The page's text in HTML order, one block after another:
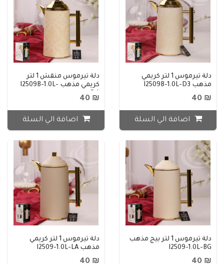
دلة تيرموس 1 لتر كريمي
مذهب I2509B-1.0L-D3
₪ 40
اضافة الي السلة
دلة تيرموس منقش 1 لتر
كريمي مذهب I2509B-1.0L-
D4
₪ 40
اضافة الي السلة
دلة تيرموس 1 لتر بيج مذهب
I2509-1.0L-BG
₪ 40
دلة تيرموس 1 لتر كريمي
مذهب I2509-1.0L-LA
₪ 40